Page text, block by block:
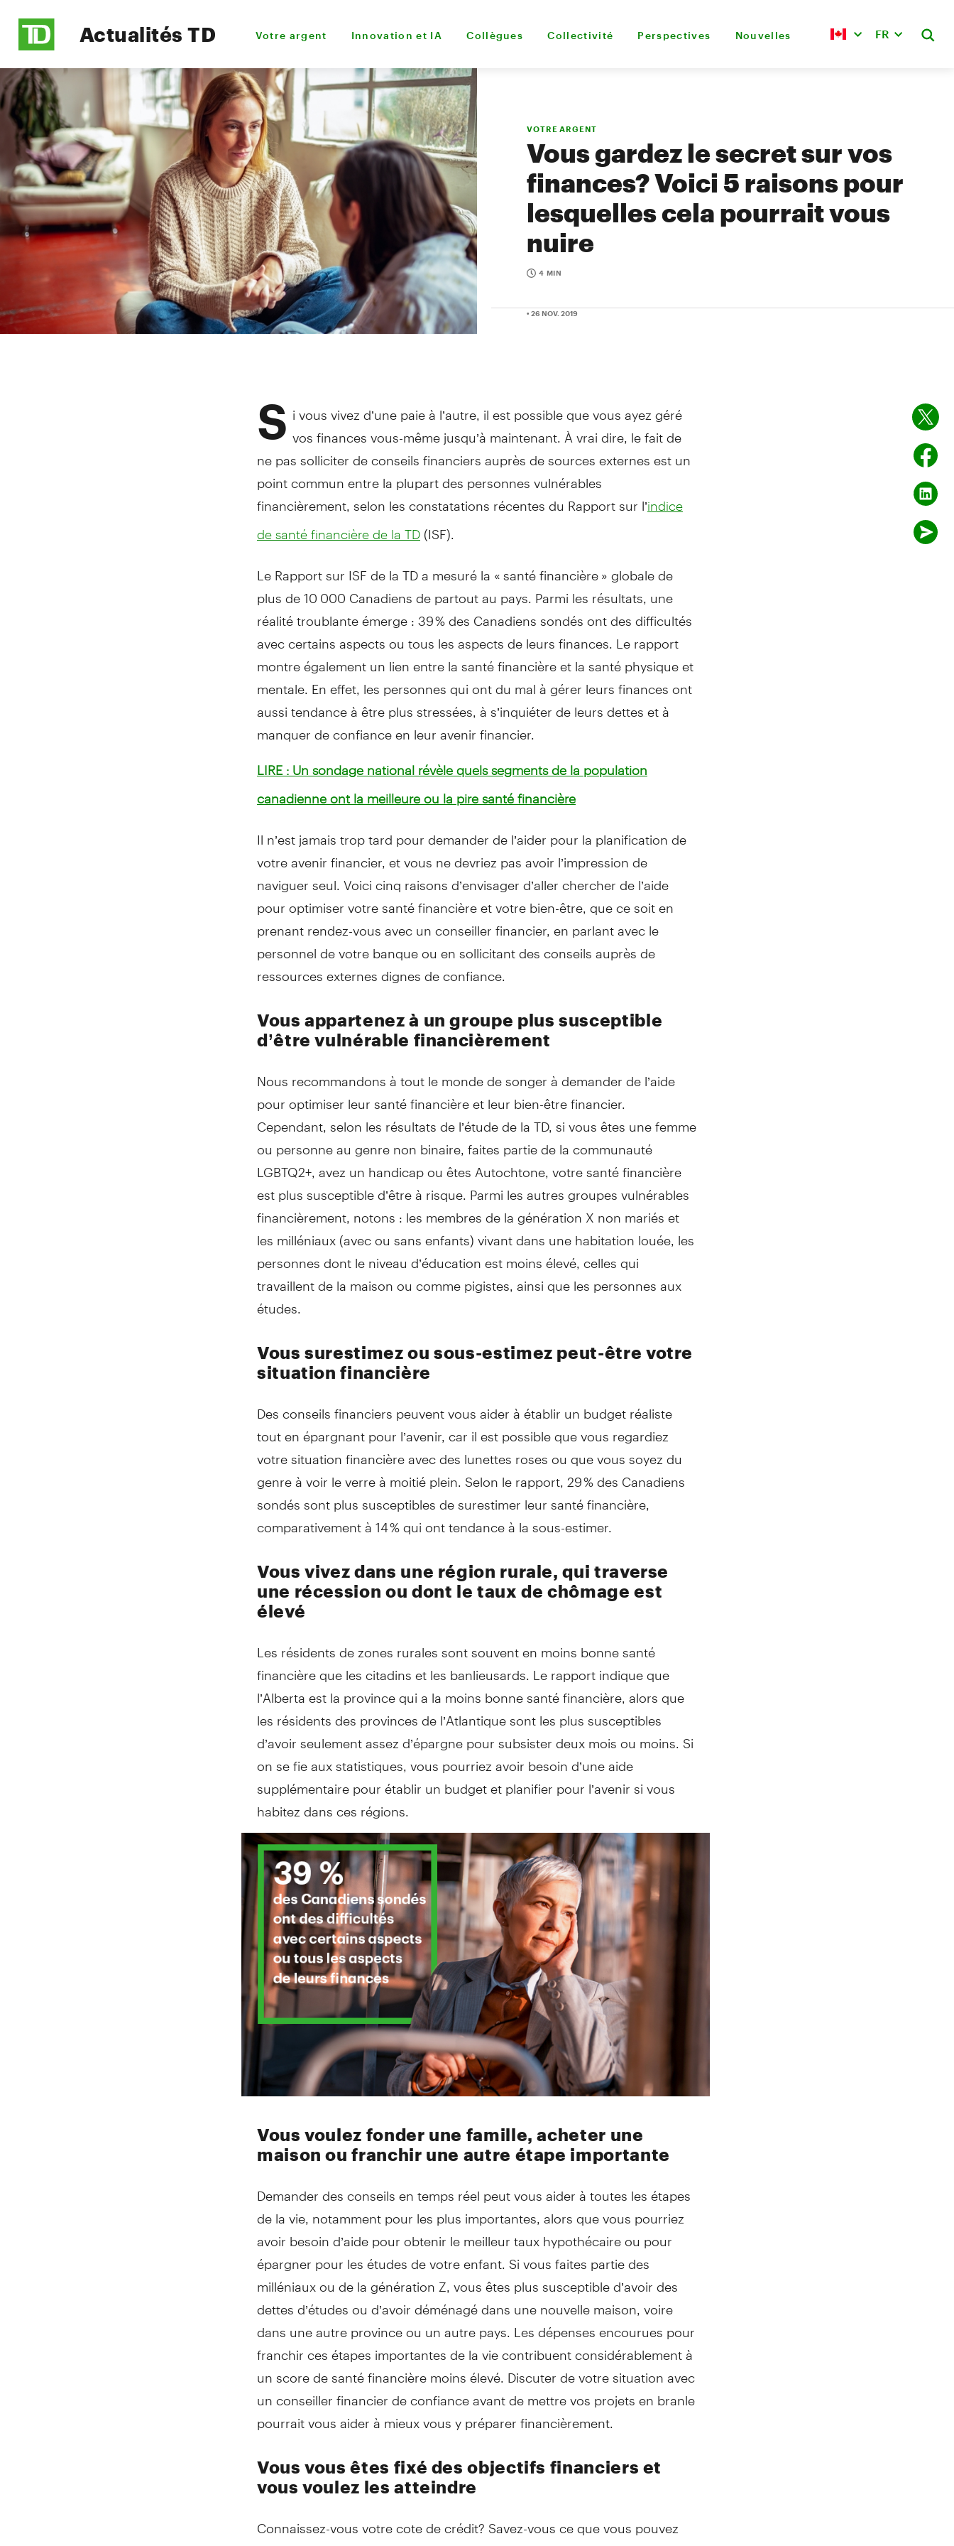
Actualités TD Votre argent Innovation et IA Collègues Collectivité Perspectives Nouvelles FR
VOTRE ARGENT
Vous gardez le secret sur vos
finances? Voici 5 raisons pour
lesquelles cela pourrait vous
nuire
4 MIN
• 26 NOV. 2019
S i vous vivez d’une paie à l’autre, il est possible que vous ayez géré
vos finances vous-même jusqu’à maintenant. À vrai dire, le fait de
ne pas solliciter de conseils financiers auprès de sources externes est un
point commun entre la plupart des personnes vulnérables
financièrement, selon les constatations récentes du Rapport sur l’indice
de santé financière de la TD (ISF).
Le Rapport sur ISF de la TD a mesuré la « santé financière » globale de
plus de 10 000 Canadiens de partout au pays. Parmi les résultats, une
réalité troublante émerge : 39 % des Canadiens sondés ont des difficultés
avec certains aspects ou tous les aspects de leurs finances. Le rapport
montre également un lien entre la santé financière et la santé physique et
mentale. En effet, les personnes qui ont du mal à gérer leurs finances ont
aussi tendance à être plus stressées, à s’inquiéter de leurs dettes et à
manquer de confiance en leur avenir financier.
LIRE : Un sondage national révèle quels segments de la population
canadienne ont la meilleure ou la pire santé financière
Il n’est jamais trop tard pour demander de l’aider pour la planification de
votre avenir financier, et vous ne devriez pas avoir l’impression de
naviguer seul. Voici cinq raisons d’envisager d’aller chercher de l’aide
pour optimiser votre santé financière et votre bien-être, que ce soit en
prenant rendez-vous avec un conseiller financier, en parlant avec le
personnel de votre banque ou en sollicitant des conseils auprès de
ressources externes dignes de confiance.
Vous appartenez à un groupe plus susceptible
d’être vulnérable financièrement
Nous recommandons à tout le monde de songer à demander de l’aide
pour optimiser leur santé financière et leur bien-être financier.
Cependant, selon les résultats de l’étude de la TD, si vous êtes une femme
ou personne au genre non binaire, faites partie de la communauté
LGBTQ2+, avez un handicap ou êtes Autochtone, votre santé financière
est plus susceptible d’être à risque. Parmi les autres groupes vulnérables
financièrement, notons : les membres de la génération X non mariés et
les milléniaux (avec ou sans enfants) vivant dans une habitation louée, les
personnes dont le niveau d’éducation est moins élevé, celles qui
travaillent de la maison ou comme pigistes, ainsi que les personnes aux
études.
Vous surestimez ou sous-estimez peut-être votre
situation financière
Des conseils financiers peuvent vous aider à établir un budget réaliste
tout en épargnant pour l’avenir, car il est possible que vous regardiez
votre situation financière avec des lunettes roses ou que vous soyez du
genre à voir le verre à moitié plein. Selon le rapport, 29 % des Canadiens
sondés sont plus susceptibles de surestimer leur santé financière,
comparativement à 14 % qui ont tendance à la sous-estimer.
Vous vivez dans une région rurale, qui traverse
une récession ou dont le taux de chômage est
élevé
Les résidents de zones rurales sont souvent en moins bonne santé
financière que les citadins et les banlieusards. Le rapport indique que
l’Alberta est la province qui a la moins bonne santé financière, alors que
les résidents des provinces de l’Atlantique sont les plus susceptibles
d’avoir seulement assez d’épargne pour subsister deux mois ou moins. Si
on se fie aux statistiques, vous pourriez avoir besoin d’une aide
supplémentaire pour établir un budget et planifier pour l’avenir si vous
habitez dans ces régions.
Vous voulez fonder une famille, acheter une
maison ou franchir une autre étape importante
Demander des conseils en temps réel peut vous aider à toutes les étapes
de la vie, notamment pour les plus importantes, alors que vous pourriez
avoir besoin d’aide pour obtenir le meilleur taux hypothécaire ou pour
épargner pour les études de votre enfant. Si vous faites partie des
milléniaux ou de la génération Z, vous êtes plus susceptible d’avoir des
dettes d’études ou d’avoir déménagé dans une nouvelle maison, voire
dans une autre province ou un autre pays. Les dépenses encourues pour
franchir ces étapes importantes de la vie contribuent considérablement à
un score de santé financière moins élevé. Discuter de votre situation avec
un conseiller financier de confiance avant de mettre vos projets en branle
pourrait vous aider à mieux vous y préparer financièrement.
Vous vous êtes fixé des objectifs financiers et
vous voulez les atteindre
Connaissez-vous votre cote de crédit? Savez-vous ce que vous pouvez